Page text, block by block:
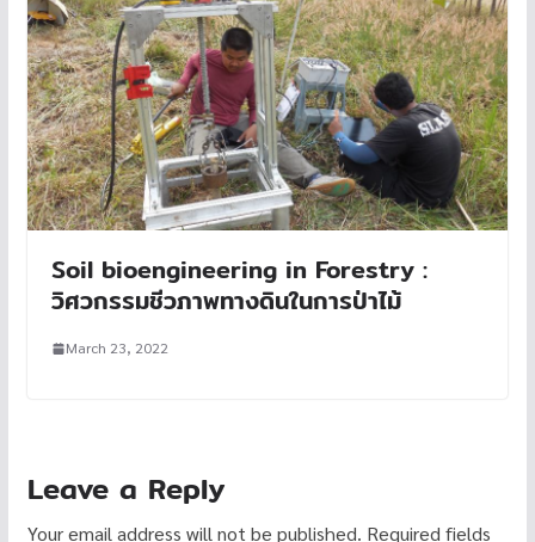
Soil bioengineering in Forestry :
วิศวกรรมชีวภาพทางดินในการป่าไม้
March 23, 2022
Leave a Reply
Your email address will not be published. Required fields